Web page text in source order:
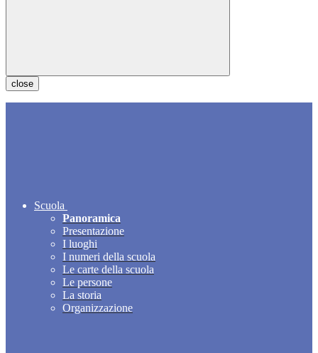
close
Scuola
Panoramica
Presentazione
I luoghi
I numeri della scuola
Le carte della scuola
Le persone
La storia
Organizzazione